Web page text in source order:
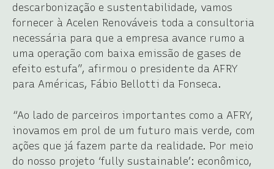
descarbonização e sustentabilidade, vamos
fornecer à Acelen Renováveis toda a consultoria
necessária para que a empresa avance rumo a
uma operação com baixa emissão de gases de
efeito estufa”, afirmou o presidente da AFRY
para Américas, Fábio Bellotti da Fonseca.
“Ao lado de parceiros importantes como a AFRY,
inovamos em prol de um futuro mais verde, com
ações que já fazem parte da realidade. Por meio
do nosso projeto ‘fully sustainable’: econômico,